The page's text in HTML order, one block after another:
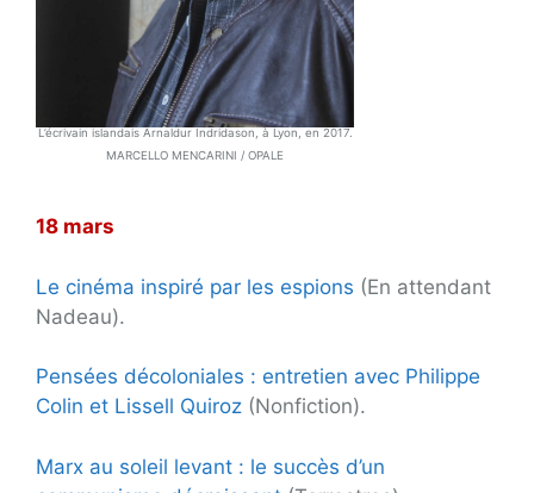
L’écrivain islandais Arnaldur Indridason, à Lyon, en 2017.
MARCELLO MENCARINI / OPALE
18 mars
Le cinéma inspiré par les espions (En attendant
Nadeau).
Pensées décoloniales : entretien avec Philippe
Colin et Lissell Quiroz (Nonfiction).
Marx au soleil levant : le succès d’un